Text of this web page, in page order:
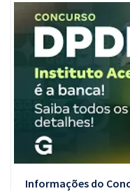
Questões grátis
Aprovados
Atendimento
Informações do